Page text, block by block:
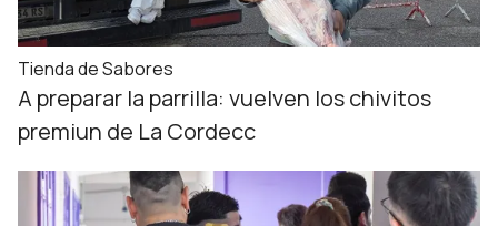
Tienda de Sabores
A preparar la parrilla: vuelven los chivitos
premiun de La Cordecc